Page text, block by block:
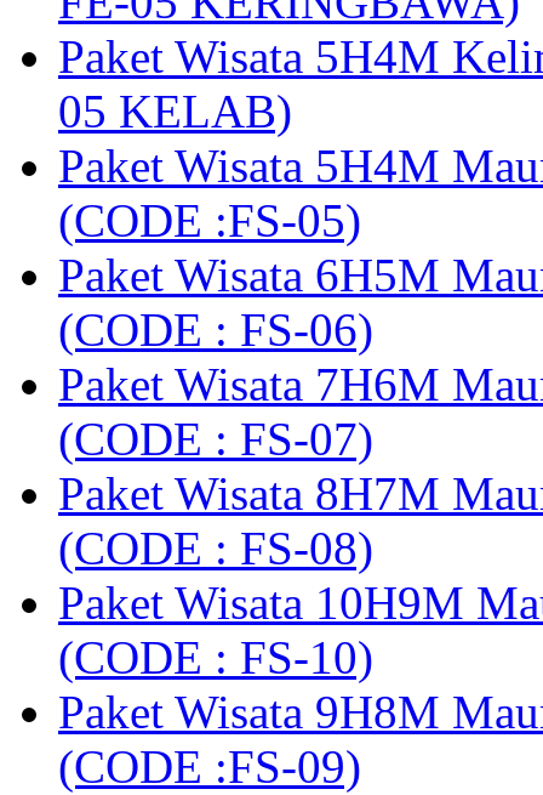
Paket Wisata 5H4M
05 KELAB)
Paket Wisata 5H4M
(CODE :FS-05)
Paket Wisata 6H5M
(CODE : FS-06)
Paket Wisata 7H6M
(CODE : FS-07)
Paket Wisata 8H7M
(CODE : FS-08)
Paket Wisata 10H9M
(CODE : FS-10)
Paket Wisata 9H8M
(CODE :FS-09)